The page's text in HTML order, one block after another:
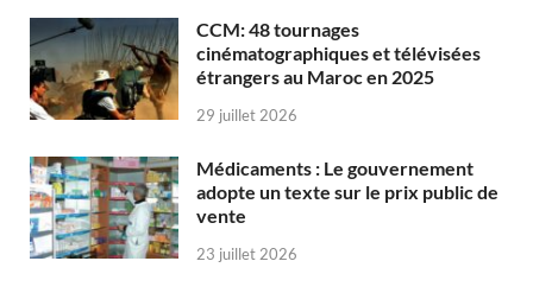
CCM: 48 tournages
cinématographiques et télévisées
étrangers au Maroc en 2025
29 juillet 2026
Médicaments : Le gouvernement
adopte un texte sur le prix public de
vente
23 juillet 2026